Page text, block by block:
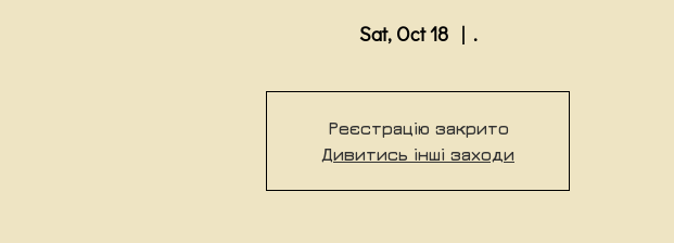
Sat, Oct 18
  |
.
Реєстрацію закрито
Дивитись інші заходи